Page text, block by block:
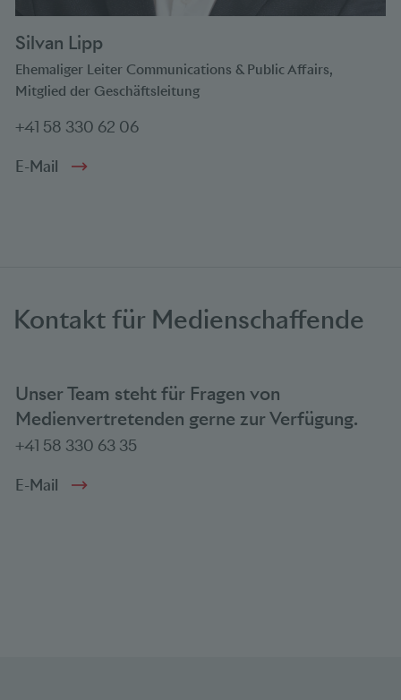
Silvan Lipp
Ehemaliger Leiter Communications & Public Affairs,
Mitglied der Geschäftsleitung
+41 58 330 62 06
E-Mail
Kontakt für Medienschaffende
Unser Team steht für Fragen von
Medienvertretenden gerne zur Verfügung.
+41 58 330 63 35
E-Mail